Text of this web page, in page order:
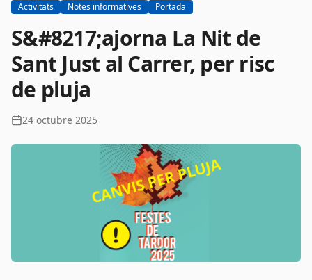
Activitats Notes informatives Portada
S&#8217;ajorna La Nit de
Sant Just al Carrer, per risc
de pluja
24 octubre 2025